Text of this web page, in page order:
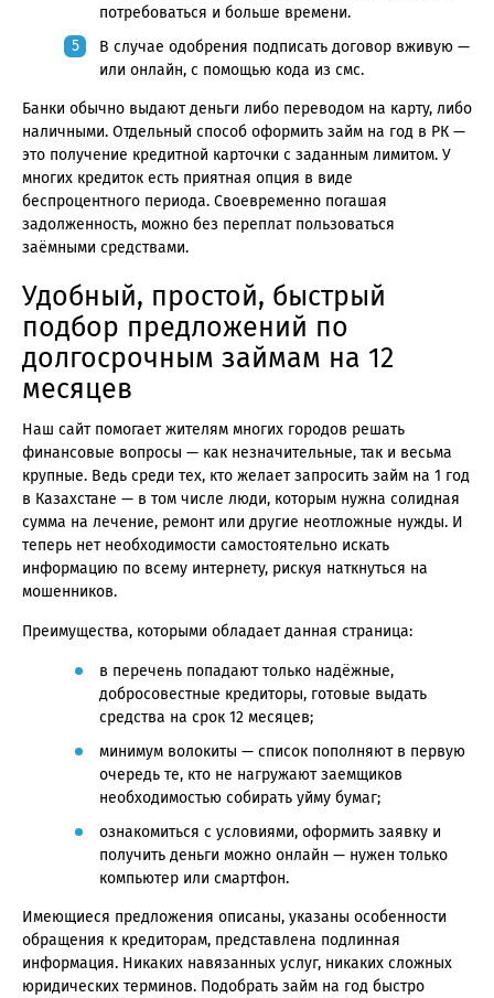
потребоваться и больше времени.
В случае одобрения подписать договор вживую —
или онлайн, с помощью кода из смс.
Банки обычно выдают деньги либо переводом на карту, либо
наличными. Отдельный способ оформить займ на год в РК —
это получение кредитной карточки с заданным лимитом. У
многих кредиток есть приятная опция в виде
беспроцентного периода. Своевременно погашая
задолженность, можно без переплат пользоваться
заёмными средствами.
Удобный, простой, быстрый
подбор предложений по
долгосрочным займам на 12
месяцев
Наш сайт помогает жителям многих городов решать
финансовые вопросы — как незначительные, так и весьма
крупные. Ведь среди тех, кто желает запросить займ на 1 год
в Казахстане — в том числе люди, которым нужна солидная
сумма на лечение, ремонт или другие неотложные нужды. И
теперь нет необходимости самостоятельно искать
информацию по всему интернету, рискуя наткнуться на
мошенников.
Преимущества, которыми обладает данная страница:
в перечень попадают только надёжные,
добросовестные кредиторы, готовые выдать
средства на срок 12 месяцев;
минимум волокиты — список пополняют в первую
очередь те, кто не нагружают заемщиков
необходимостью собирать уйму бумаг;
ознакомиться с условиями, оформить заявку и
получить деньги можно онлайн — нужен только
компьютер или смартфон.
Имеющиеся предложения описаны, указаны особенности
обращения к кредиторам, представлена подлинная
информация. Никаких навязанных услуг, никаких сложных
юридических терминов. Подобрать займ на год быстро